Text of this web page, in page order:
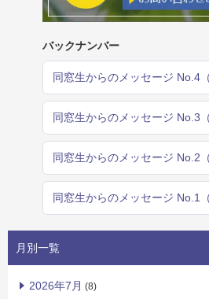
バックナンバー
同窓生からのメッセージ No.4
同窓生からのメッセージ No.3
同窓生からのメッセージ No.2
同窓生からのメッセージ No.1
月別一覧
2026年7月 (8)